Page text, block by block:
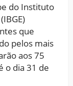
do Instituto
que
pelos mais
aos 75
o dia 31 de